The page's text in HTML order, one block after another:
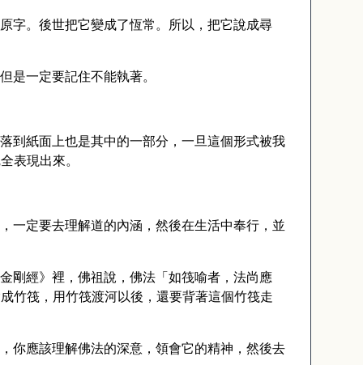
字。後世把它變成了恆常。所以，把它說成尋
是一定要記住不能執著。
到紙面上也是其中的一部分，一旦這個形式被我
表現出來。
一定要去理解道的內涵，然後在生活中奉行，並
剛經》裡，佛祖說，佛法「如筏喻者，法尚應
竹筏，用竹筏渡河以後，還要背著這個竹筏走
你應該理解佛法的深意，領會它的精神，然後去